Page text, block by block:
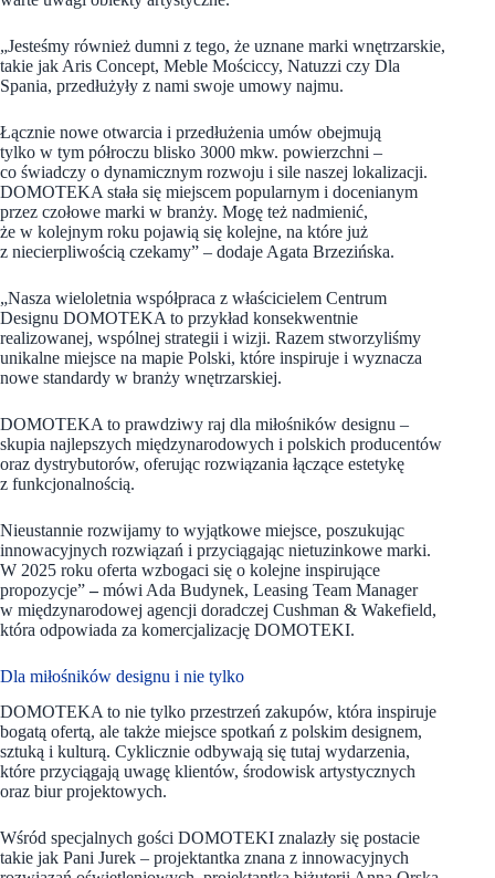
„Jesteśmy również dumni z tego, że uznane marki wnętrzarskie,
takie jak Aris Concept, Meble Mościccy, Natuzzi czy Dla
Spania, przedłużyły z nami swoje umowy najmu.
Łącznie nowe otwarcia i przedłużenia umów obejmują
tylko w tym półroczu blisko 3000 mkw. powierzchni –
co świadczy o dynamicznym rozwoju i sile naszej lokalizacji.
DOMOTEKA stała się miejscem popularnym i docenianym
przez czołowe marki w branży. Mogę też nadmienić,
że w kolejnym roku pojawią się kolejne, na które już
z niecierpliwością czekamy” – dodaje Agata Brzezińska.
„Nasza wieloletnia współpraca z właścicielem Centrum
Designu DOMOTEKA to przykład konsekwentnie
realizowanej, wspólnej strategii i wizji. Razem stworzyliśmy
unikalne miejsce na mapie Polski, które inspiruje i wyznacza
nowe standardy w branży wnętrzarskiej.
DOMOTEKA to prawdziwy raj dla miłośników designu –
skupia najlepszych międzynarodowych i polskich producentów
oraz dystrybutorów, oferując rozwiązania łączące estetykę
z funkcjonalnością.
Nieustannie rozwijamy to wyjątkowe miejsce, poszukując
innowacyjnych rozwiązań i przyciągając nietuzinkowe marki.
W 2025 roku oferta wzbogaci się o kolejne inspirujące
propozycje” –mówi Ada Budynek, Leasing Team Manager
w międzynarodowej agencji doradczej Cushman & Wakefield,
która odpowiada za komercjalizację DOMOTEKI.
Dla miłośników designu i nie tylko
DOMOTEKA to nie tylko przestrzeń zakupów, która inspiruje
bogatą ofertą, ale także miejsce spotkań z polskim designem,
sztuką i kulturą. Cyklicznie odbywają się tutaj wydarzenia,
które przyciągają uwagę klientów, środowisk artystycznych
oraz biur projektowych.
Wśród specjalnych gości DOMOTEKI znalazły się postacie
takie jak Pani Jurek – projektantka znana z innowacyjnych